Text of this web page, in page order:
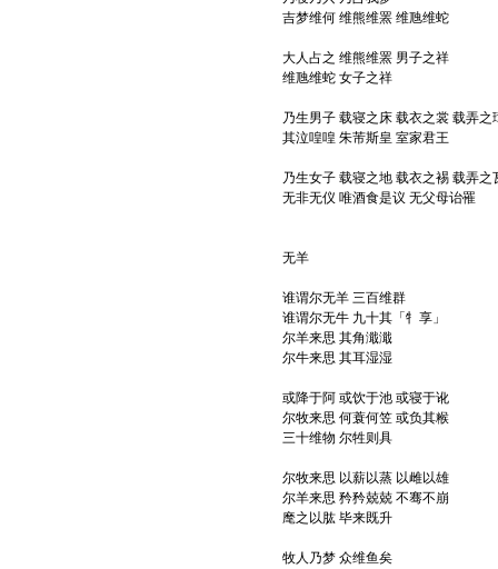
吉梦维何 维熊维罴 维虺维蛇
大人占之 维熊维罴 男子之祥
维虺维蛇 女子之祥
乃生男子 载寝之床 载衣之裳 载弄之
其泣喤喤 朱芾斯皇 室家君王
乃生女子 载寝之地 载衣之裼 载弄之
无非无仪 唯酒食是议 无父母诒罹
无羊
谁谓尔无羊 三百维群
谁谓尔无牛 九十其「牜享」
尔羊来思 其角濈濈
尔牛来思 其耳湿湿
或降于阿 或饮于池 或寝于讹
尔牧来思 何蓑何笠 或负其糇
三十维物 尔牲则具
尔牧来思 以薪以蒸 以雌以雄
尔羊来思 矜矜兢兢 不骞不崩
麾之以肱 毕来既升
牧人乃梦 众维鱼矣